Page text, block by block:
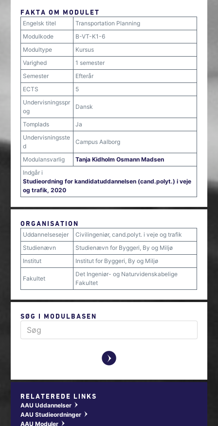
FAKTA OM MODULET
Engelsk titel
Transportation Planning
Modulkode
B-VT-K1-6
Modultype
Kursus
Varighed
1 semester
Semester
Efterår
ECTS
5
Undervisningsspr
og
Dansk
Tomplads
Ja
Undervisningsste
d
Campus Aalborg
Modulansvarlig
Tanja Kidholm Osmann Madsen
Indgår i
Studieordning for kandidatuddannelsen (cand.polyt.) i veje
og trafik, 2020
ORGANISATION
Uddannelsesejer
Civilingeniør, cand.polyt. i veje og trafik
Studienævn
Studienævn for Byggeri, By og Miljø
Institut
Institut for Byggeri, By og Miljø
Fakultet
Det Ingeniør- og Naturvidenskabelige
Fakultet
SØG I MODULBASEN
y
RELATEREDE LINKS
AAU Uddannelser w
AAU Studieordninger w
AAU Moduler w